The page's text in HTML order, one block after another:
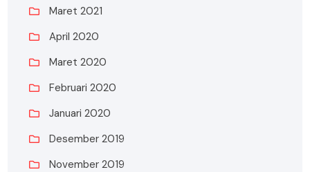
Maret 2021
April 2020
Maret 2020
Februari 2020
Januari 2020
Desember 2019
November 2019